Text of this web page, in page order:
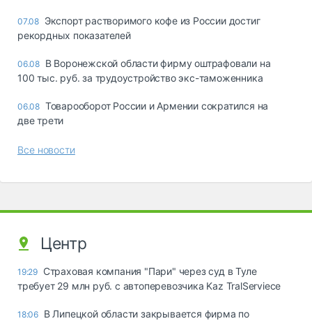
07.08 Экспорт растворимого кофе из России достиг
рекордных показателей
06.08 В Воронежской области фирму оштрафовали на
100 тыс. руб. за трудоустройство экс-таможенника
06.08 Товарооборот России и Армении сократился на
две трети
Все новости
Центр
19:29 Страховая компания "Пари" через суд в Туле
требует 29 млн руб. с автоперевозчика Kaz TralServiece
18:06 В Липецкой области закрывается фирма по